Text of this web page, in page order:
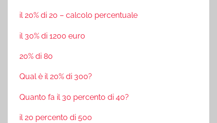
il 20% di 20 – calcolo percentuale
il 30% di 1200 euro
20% di 80
Qual è il 20% di 300?
Quanto fa il 30 percento di 40?
il 20 percento di 500